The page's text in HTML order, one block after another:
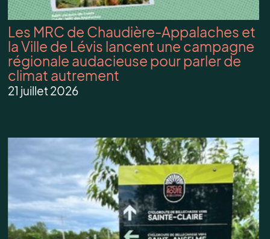
Les MRC de Chaudière-Appalaches et
la Ville de Lévis lancent une campagne
régionale audacieuse pour parler de
climat autrement
21 juillet 2026